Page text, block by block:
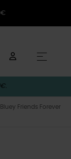
☰
Friends Forever